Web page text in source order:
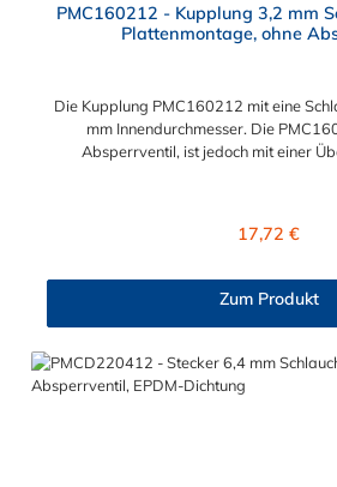
PMC160212 - Kupplung 3,2 mm
Plattenmontage, ohne
Die Kupplung PMC160212 mit eine
mm Innendurchmesser. Die
Absperrventil, ist jedoch mit einer
Steckern der PMC-, PMC12- und MC-
Regulärer
17,72 €
Zum Produkt